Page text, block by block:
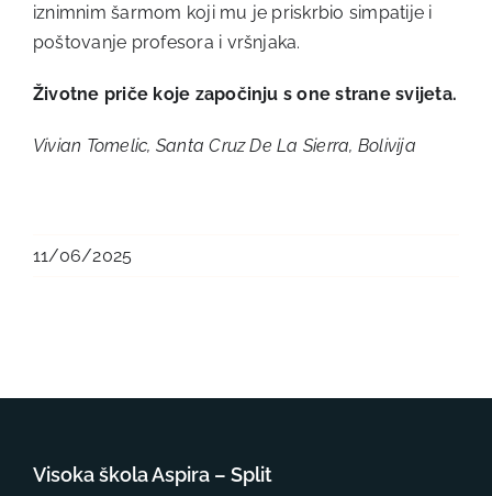
iznimnim šarmom koji mu je priskrbio simpatije i
poštovanje profesora i vršnjaka.
Životne priče koje započinju s one strane svijeta.
Vivian Tomelic, Santa Cruz De La Sierra, Bolivija
11/06/2025
Visoka škola Aspira – Split